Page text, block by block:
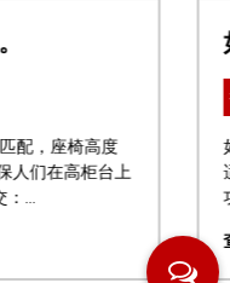
园桌？
放松或招待客人创造一个舒
必备的。 户外家具的附加
带来更多好处，并使您在户...